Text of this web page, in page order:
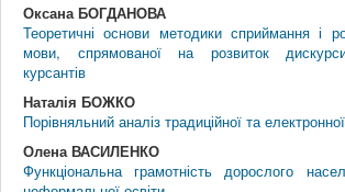
Оксана БОГДАНОВА
Теоретичні основи методики сприймання і
мови, спрямованої на розвиток
курсантів
Наталія БОЖКО
Порівняльний аналіз традиційної та
Олена ВАСИЛЕНКО
Функціональна грамотність дорослого